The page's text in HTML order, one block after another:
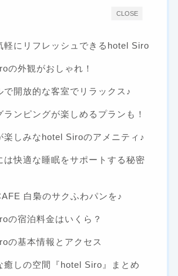
CLOSE
軽にリフレッシュできるhotel Siro
の外観がおしゃれ！
で開放的な客室でリラックス♪
ランピングが楽しめるプランも！
楽しみなhotel Siroのアメニティ♪
は快適な睡眠をサポートする秘密
白梟のサクふわパンを♪
の宿泊料金はいくら？
の基本情報とアクセス
癒しの空間『hotel Siro』まとめ